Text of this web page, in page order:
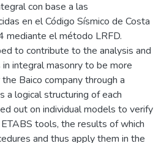
con base a las
en el Código Sísmico de Costa
mediante el método LRFD.
to contribute to the analysis and
integral masonry to be more
Baico company through a
a logical structuring of each
out on individual models to verify
tools, the results of which
and thus apply them in the